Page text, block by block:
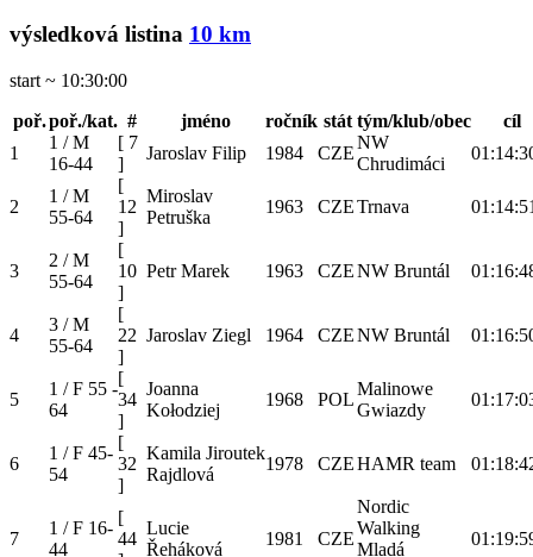
výsledková listina 10 km
start ~ 10:30:00
poř.poř./kat. # jméno ročník stát tým/klub/obec
cíl
1
1 / M
16-44
[ 7
]
Jaroslav Filip 1984 CZE
NW
Chrudimáci
2
1 / M
55-64
[
12
]
Miroslav
Petruška
1963 CZETrnava
3
2 / M
55-64
[
10
]
Petr Marek 1963 CZENW Bruntál
4
3 / M
55-64
[
22
]
Jaroslav Ziegl 1964 CZENW Bruntál
5
1 / F 55 -
64
[
34
]
Joanna
Kołodziej
1968 POL
Malinowe
Gwiazdy
6
1 / F 45-
54
[
32
]
Kamila Jiroutek
Rajdlová
1978 CZEHAMR team
7
1 / F 16-
44
[
44
Lucie
Řeháková
1981 CZE
Nordic
Walking
Mladá